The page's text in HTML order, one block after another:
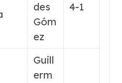
des
Góm
ez
4-1
Guill
erm